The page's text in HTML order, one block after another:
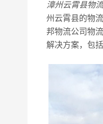
漳州云霄县物
州云霄县的物
邦物流公司物
解决方案，包